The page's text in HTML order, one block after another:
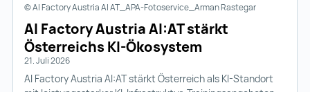
© AI Factory Austria AI AT_APA-Fotoservice_Arman Rastegar
AI Factory Austria AI:AT stärkt
Österreichs KI-Ökosystem
21. Juli 2026
AI Factory Austria AI:AT stärkt Österreich als KI-Standort